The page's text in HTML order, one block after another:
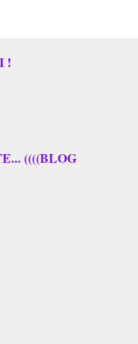
!
((((BLOG